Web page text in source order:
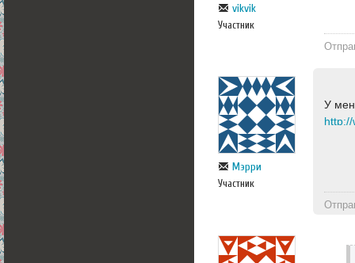
vikvik
Участник
Мэрри
Участник
У